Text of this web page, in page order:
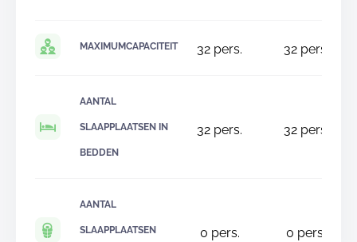
MAXIMUMCAPACITEIT 32 pers. 32pers.
AANTAL
SLAAPPLAATSEN IN
BEDDEN
32 pers. 32pers.
AANTAL
SLAAPPLAATSEN 0 pers. 0 pers.